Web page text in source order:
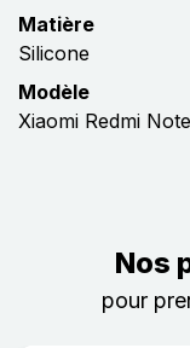
Matière
Silicone
Modèle
Xiaomi Redmi
Nos
pour